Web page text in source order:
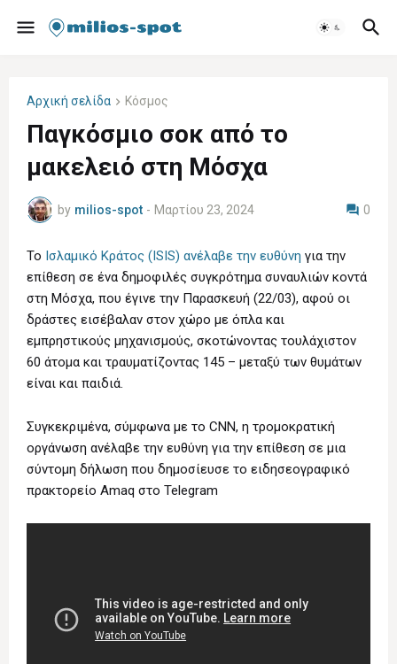
Αρχική σελίδα Κόσμος
Παγκόσμιο σοκ από το
μακελειό στη Μόσχα
by milios-spot - Μαρτίου 23, 2024 0
Το Ισλαμικό Κράτος (ISIS) ανέλαβε την ευθύνη για την
επίθεση σε ένα δημοφιλές συγκρότημα συναυλιών κοντά
στη Μόσχα, που έγινε την Παρασκευή (22/03), αφού οι
δράστες εισέβαλαν στον χώρο με όπλα και
εμπρηστικούς μηχανισμούς, σκοτώνοντας τουλάχιστον
60 άτομα και τραυματίζοντας 145 – μεταξύ των θυμάτων
είναι και παιδιά.
Συγκεκριμένα, σύμφωνα με το CNN, η τρομοκρατική
οργάνωση ανέλαβε την ευθύνη για την επίθεση σε μια
σύντομη δήλωση που δημοσίευσε το ειδησεογραφικό
πρακτορείο Amaq στο Telegram